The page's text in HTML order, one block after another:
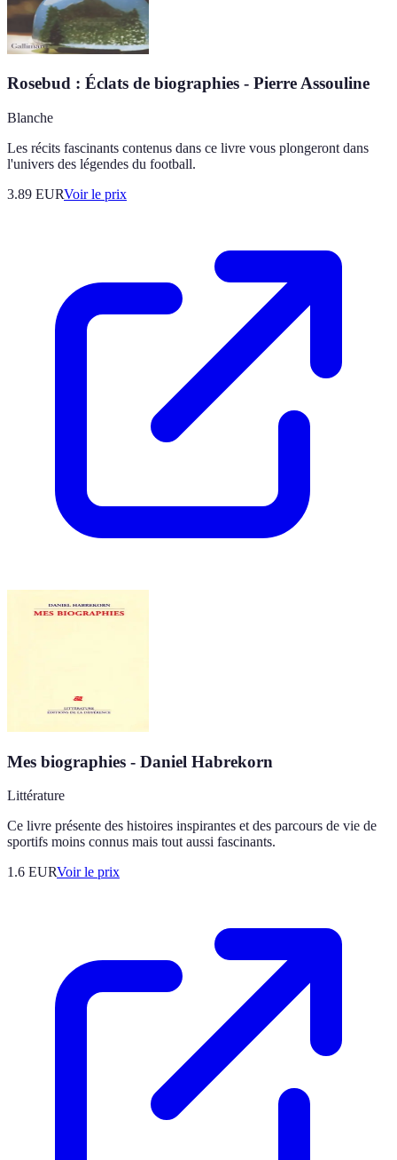
Rosebud : Éclats de biographies - Pierre Assouline
Blanche
Les récits fascinants contenus dans ce livre vous plongeront dans
l'univers des légendes du football.
3.89 EURVoir le prix
Mes biographies - Daniel Habrekorn
Littérature
Ce livre présente des histoires inspirantes et des parcours de vie de
sportifs moins connus mais tout aussi fascinants.
1.6 EURVoir le prix